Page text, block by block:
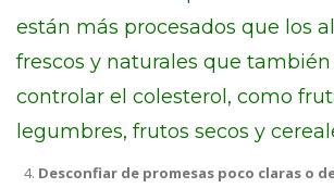
están más procesados que los
frescos y naturales que
controlar el colesterol, como
legumbres, frutos secos y
Desconfiar de promesas poco claras o